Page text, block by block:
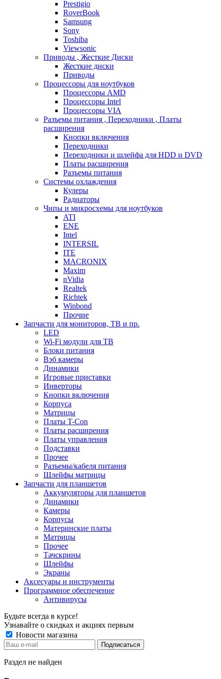
Prestigio
RoverBook
Samsung
Sony
Toshiba
Viewsonic
Приводы , Жесткие Диски
Жесткие диски
Приводы
Процессоры для ноутбуков
Процессоры AMD
Процессоры Intel
Процессоры VIA
Разъемы питания , Переходники , Платы
расширения
Кнопки включения
Переходники
Переходники и шлейфа для HDD и DVD
Платы расширения
Разъемы питания
Системы охлаждения
Кулеры
Радиаторы
Чипы и микросхемы для ноутбуков
ATI
ENE
Intel
INTERSIL
ITE
MACRONIX
Maxim
nVidia
Realtek
Richtek
Winbond
Прочие
Запчасти для мониторов, ТВ и пр.
LED
Wi-Fi модули для ТВ
Блоки питания
Вэб камеры
Динамики
Игровые приставки
Инверторы
Кнопки включения
Корпуса
Матрицы
Платы T-Con
Платы расширения
Платы управления
Подставки
Прочее
Разъемы/кабеля питания
Шлейфы матрицы
Запчасти для планшетов
Аккумуляторы для планшетов
Динамики
Камеры
Корпусы
Материнские платы
Матрицы
Прочее
Тачскрины
Шлейфы
Экраны
Аксесуары и инструменты
Программное обеспечение
Антивирусы
Будьте всегда в курсе!
Узнавайте о скидках и акциях первым
Новости магазина
Раздел не найден